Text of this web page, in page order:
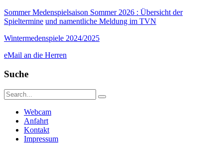
Sommer Medenspielsaison Sommer 2026 : Übersicht der
Spieltermine und namentliche Meldung im TVN
Wintermedenspiele 2024/2025
eMail an die Herren
Suche
Webcam
Anfahrt
Kontakt
Impressum